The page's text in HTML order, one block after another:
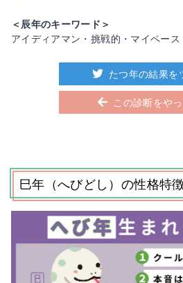
＜辰年のキーワード＞
アイディアマン・挑戦的・マイペー
たつ年の結果を
この診断をや
巳年（へびどし）の性格特徴